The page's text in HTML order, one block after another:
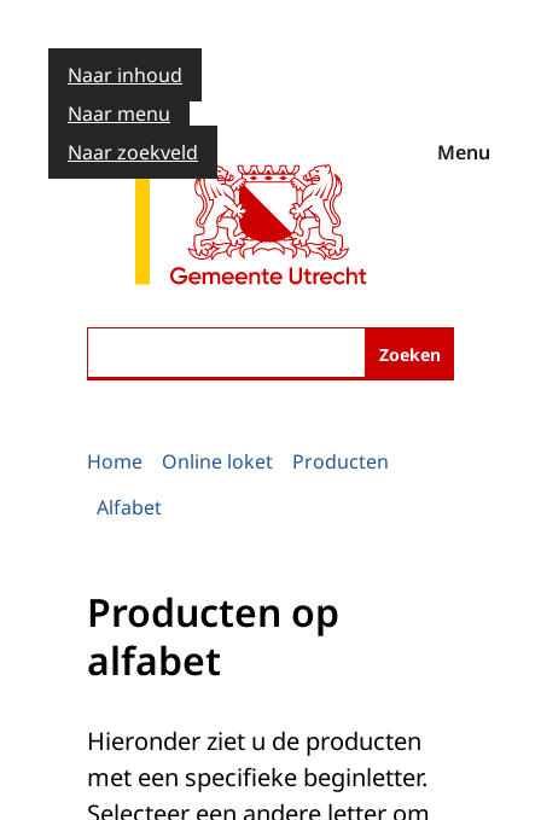
Naar inhoud
Naar menu
Naar zoekveld
Zoeken
Menu
Home Online loket
Producten
Alfabet
Producten op
alfabet
Hieronder ziet u de producten
met een specifieke beginletter.
Selecteer een andere letter om